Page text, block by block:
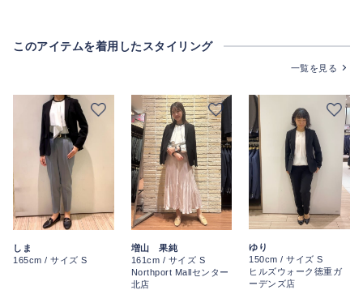
このアイテムを着用したスタイリング
一覧を見る
しま
165cm / サイズ S
増山 果純
161cm / サイズ S
Northport Mallセンター
北店
ゆり
150cm / サイズ S
ヒルズウォーク徳重ガ
ーデンズ店